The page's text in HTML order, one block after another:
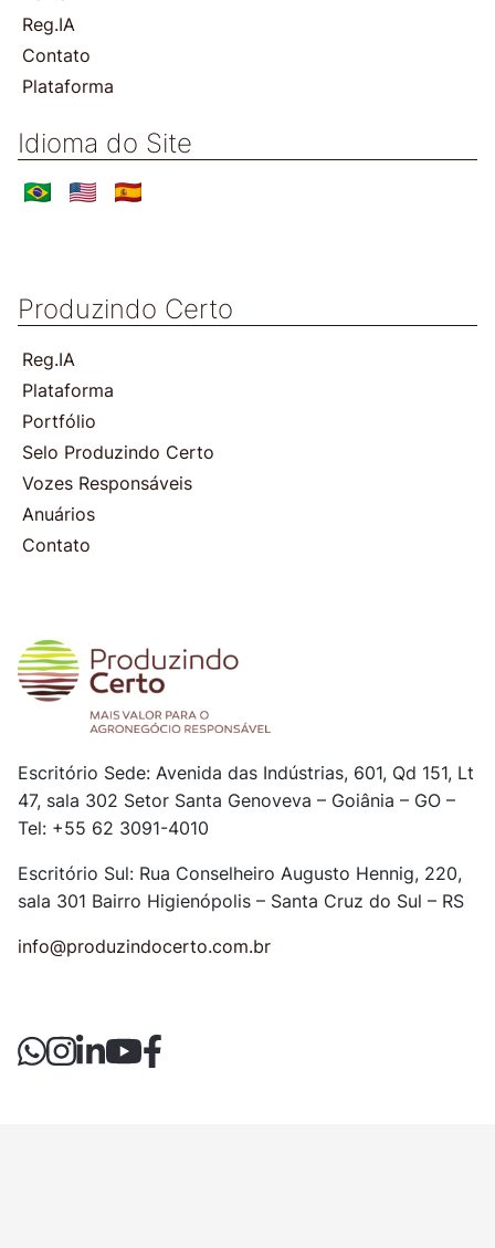
Reg.IA
Contato
Plataforma
Idioma do Site
Produzindo Certo
Reg.IA
Plataforma
Portfólio
Selo Produzindo Certo
Vozes Responsáveis
Anuários
Contato
Escritório Sede: Avenida das Indústrias, 601, Qd 151, Lt
47, sala 302 Setor Santa Genoveva – Goiânia – GO –
Tel: +55 62 3091-4010
Escritório Sul: Rua Conselheiro Augusto Hennig, 220,
sala 301 Bairro Higienópolis – Santa Cruz do Sul – RS
info@produzindocerto.com.br